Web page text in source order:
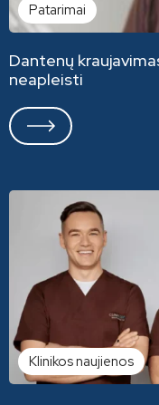
Patarimai
Dantenų
neapleisti
Klinikos naujienos